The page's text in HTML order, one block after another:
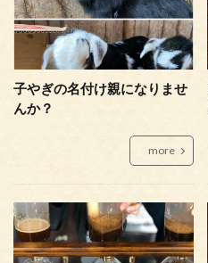
子やぎの名付け親になりませ
んか？
more